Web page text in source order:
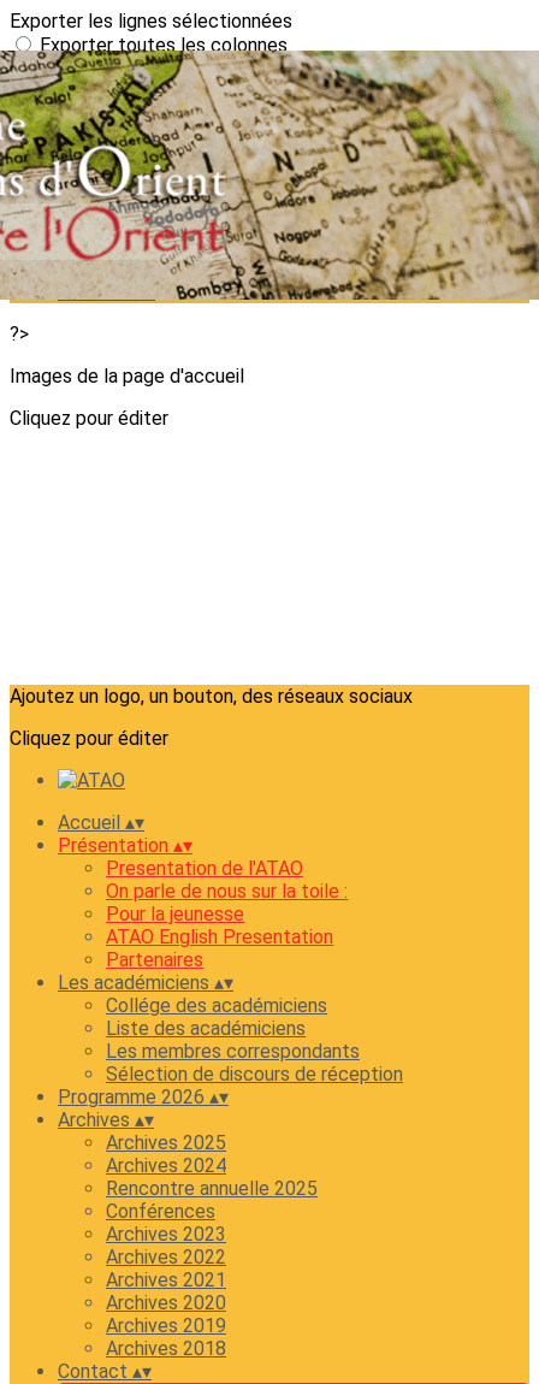
Exporter les lignes sélectionnées
Exporter toutes les colonnes
Exporter uniquement les colonnes affichées
Menu
<
>
Presentation de l'ATAO
On parle de nous sur la toile :
Pour la jeunesse
ATAO English Presentation
Partenaires
?>
Images de la page d'accueil
Cliquez pour éditer
Ajoutez un logo, un bouton, des réseaux sociaux
Cliquez pour éditer
Accueil ▴▾
Présentation ▴▾
Presentation de l'ATAO
On parle de nous sur la toile :
Pour la jeunesse
ATAO English Presentation
Partenaires
Les académiciens ▴▾
Collége des académiciens
Liste des académiciens
Les membres correspondants
Sélection de discours de réception
Programme 2026 ▴▾
Archives ▴▾
Archives 2025
Archives 2024
Rencontre annuelle 2025
Conférences
Archives 2023
Archives 2022
Archives 2021
Archives 2020
Archives 2019
Archives 2018
Contact ▴▾